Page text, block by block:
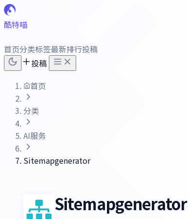
酷特喵
首页分类标签最新排行投稿
投稿
首页
分类
AI服务
Sitemapgenerator
Sitemapgenerator